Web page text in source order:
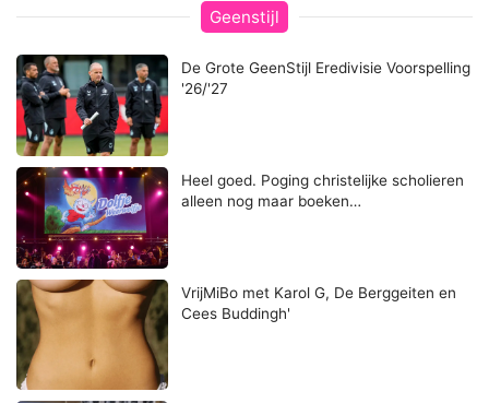
Geenstijl
De Grote GeenStijl Eredivisie Voorspelling
'26/'27
Heel goed. Poging christelijke scholieren
alleen nog maar boeken…
VrijMiBo met Karol G, De Berggeiten en
Cees Buddingh'